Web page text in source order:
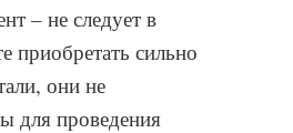
– не следует в
приобретать сильно
они не
для проведения